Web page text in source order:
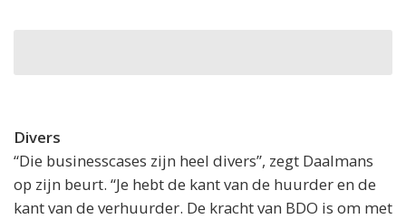
Divers
“Die businesscases zijn heel divers”, zegt Daalmans
op zijn beurt. “Je hebt de kant van de huurder en de
kant van de verhuurder. De kracht van BDO is om met